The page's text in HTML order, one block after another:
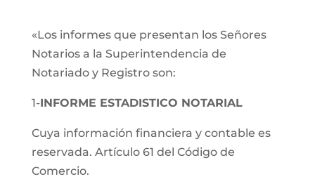
«Los informes que presentan los Señores
Notarios a la Superintendencia de
Notariado y Registro son:
1-INFORME ESTADISTICO NOTARIAL
Cuya información financiera y contable es
reservada. Artículo 61 del Código de
Comercio.